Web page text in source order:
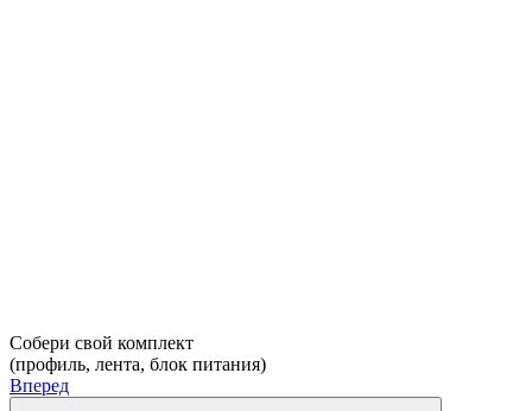
Собери свой комплект
(профиль, лента, блок питания)
Вперед